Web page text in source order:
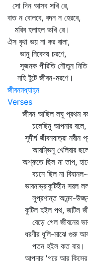
সো দিন আসব সখি রে,
বাত ন বোলবে, বদন ন হেরবে,
মরিব হলাহল ভখি রে।
ঐস বৃথা ভয় না কর বালা,
ভানু নিবেদয় চরণে,
সুজনক পীরিতি নৌতুন নিতি
নহি টুটে জীবন-মরণে।
জীবনমধ্যাহ্ন
Verses
জীবন আছিল লঘু প্রথম
চলেছিনু আপনার বলে,
সুদীর্ঘ জীবনযাত্রা নবীন
আরম্ভিনু খেলিবার
অশ্রুতে ছিল না তাপ,
বচনে ছিল না
ভাবনাভ্রূকুটিহীন সরল
সুপ্রশান্ত আনন্দ-
কুটিল হইল পথ, জটিল
বেড়ে গেল জীবনের
ধরণীর ধূলি-মাঝে গুরু
পতন হইল কত বার।
আপনার 'পরে আর কিসের